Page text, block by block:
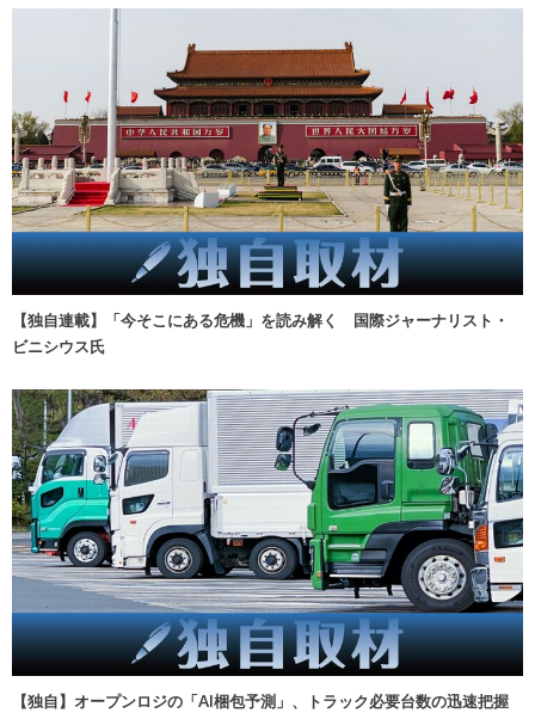
【独自連載】「今そこにある危機」を読み解く 国際ジャーナリスト・
ビニシウス氏
【独自】オープンロジの「AI梱包予測」、トラック必要台数の迅速把握